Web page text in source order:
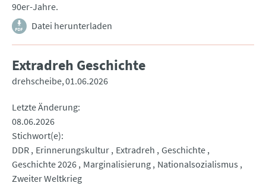
90er-Jahre.
Datei herunterladen
Extradreh Geschichte
drehscheibe 01.06.2026
Letzte Änderung
08.06.2026
Stichwort(e)
DDR Erinnerungskultur Extradreh Geschichte
Geschichte 2026 Marginalisierung Nationalsozialismus
Zweiter Weltkrieg